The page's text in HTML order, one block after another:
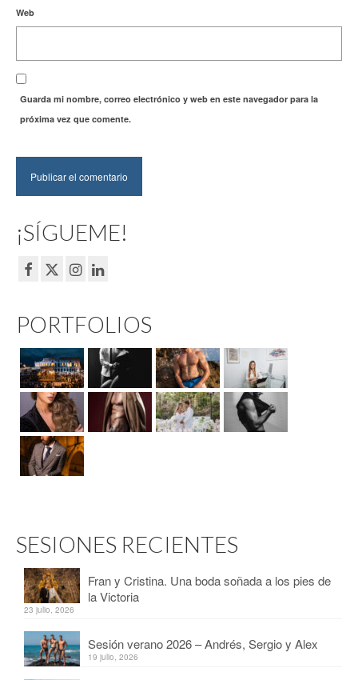
Web
Guarda mi nombre, correo electrónico y web en este navegador para la
próxima vez que comente.
¡SÍGUEME!
PORTFOLIOS
SESIONES RECIENTES
Fran y Cristina. Una boda soñada a los pies de
la Victoria
23 julio, 2026
Sesión verano 2026 – Andrés, Sergio y Alex
19 julio, 2026